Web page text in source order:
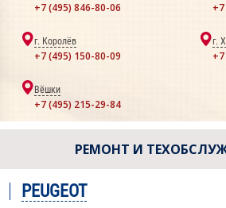
+7 (495) 846-80-06
г. Королёв
+7 (495) 150-80-09
г.
Вёшки
+7 (495) 215-29-84
РЕМОНТ И
PEUGEOT